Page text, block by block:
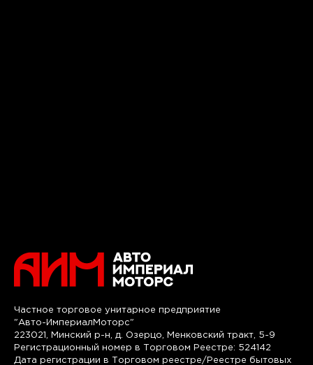
Частное торговое унитарное предприятие
"Авто-ИмпериалМоторс"
223021, Минский р-н, д. Озерцо, Менковский тракт, 5-9
Регистрационный номер в Торговом Реестре: 524142
Дата регистрации в Торговом реестре/Реестре бытовых